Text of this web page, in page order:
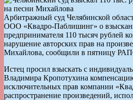
Арбитражный суд Челябинской
ООО «Квадро-Паблишинг» о
предпринимателя 110 тысяч рублей
нарушение авторских прав на
Михайлова, сообщили в пятницу
Истец просил взыскать с
Владимира Кропотухина
исключительных прав компании
распространение произведений,